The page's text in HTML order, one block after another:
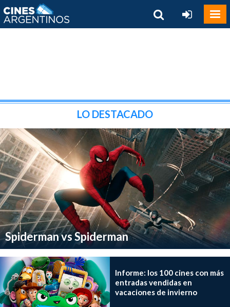
LO DESTACADO
Spiderman vs Spiderman
Informe: los 100 cines con más
entradas vendidas en
vacaciones de invierno